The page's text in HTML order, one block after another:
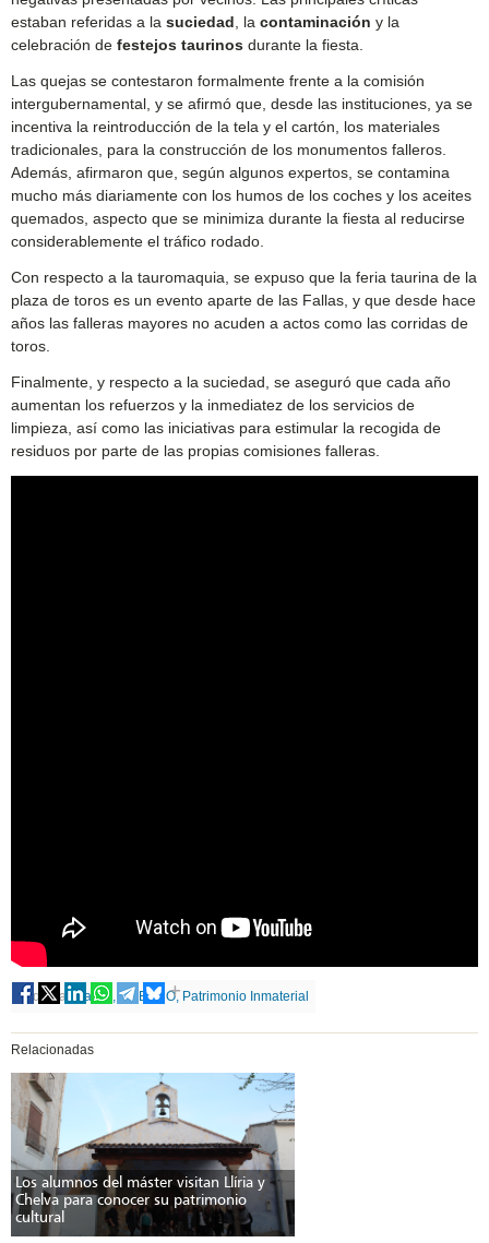
estaban referidas a lasuciedad , lacontaminación y la
celebración de festejos taurinos durante la fiesta.
Las quejas se contestaron formalmente frente a la comisión
intergubernamental, y se afirmó que, desde las instituciones, ya se
incentiva la reintroducción de la tela y el cartón, los materiales
tradicionales, para la construcción de los monumentos falleros.
Además, afirmaron que, según algunos expertos, se contamina
mucho más diariamente con los humos de los coches y los aceites
quemados, aspecto que se minimiza durante la fiesta al reducirse
considerablemente el tráfico rodado.
Con respecto a la tauromaquia, se expuso que la feria taurina de la
plaza de toros es un evento aparte de las Fallas, y que desde hace
años las falleras mayores no acuden a actos como las corridas de
toros.
Finalmente, y respecto a la suciedad, se aseguró que cada año
aumentan los refuerzos y la inmediatez de los servicios de
limpieza, así como las iniciativas para estimular la recogida de
residuos por parte de las propias comisiones falleras.
Etiquetas Fallas, UNESCO, Patrimonio Inmaterial
Relacionadas
Los alumnos del máster visitan Llíria y
Chelva para conocer su patrimonio
cultural